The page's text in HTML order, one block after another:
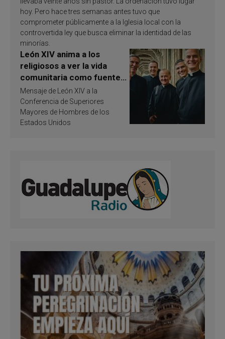
hoy. Pero hace tres semanas antes tuvo que
comprometer públicamente a la Iglesia local con la
controvertida ley que busca eliminar la identidad de las
minorías.
León XIV anima a los
religiosos a ver la vida
comunitaria como fuente
de inspiración y
santificación
Mensaje de León XIV a la
Conferencia de Superiores
Mayores de Hombres de los
Estados Unidos